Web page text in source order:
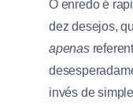
O enredo é
dez desejos,
apenas
invés de